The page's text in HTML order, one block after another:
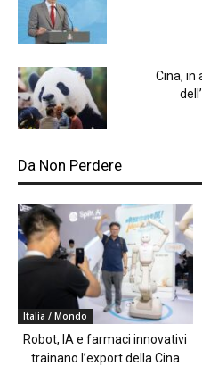
Cina, in
Da Non Perdere
Italia / Mondo
Robot, IA e farmaci innovativi
trainano l’export della Cina